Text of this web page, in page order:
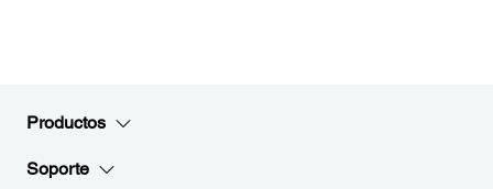
Productos
Soporte